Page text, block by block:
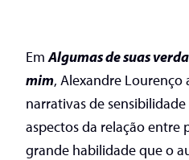
EmAlgumas de suas
mim, Alexandre Lourenço
narrativas de
aspectos da relação entre
grande habilidade que o